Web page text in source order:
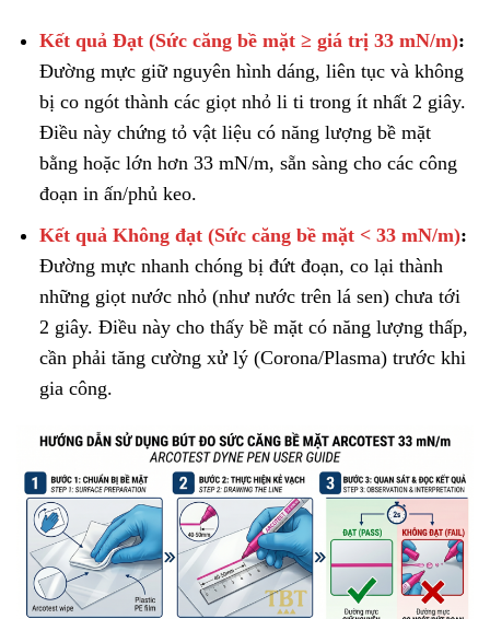
Kết quả Đạt (Sức căng bề mặt ≥ giá trị 33 mN/m):
Đường mực giữ nguyên hình dáng, liên tục và không
bị co ngót thành các giọt nhỏ li ti trong ít nhất 2 giây.
Điều này chứng tỏ vật liệu có năng lượng bề mặt
bằng hoặc lớn hơn 33 mN/m, sẵn sàng cho các công
đoạn in ấn/phủ keo.
Kết quả Không đạt (Sức căng bề mặt < 33 mN/m):
Đường mực nhanh chóng bị đứt đoạn, co lại thành
những giọt nước nhỏ (như nước trên lá sen) chưa tới
2 giây. Điều này cho thấy bề mặt có năng lượng thấp,
cần phải tăng cường xử lý (Corona/Plasma) trước khi
gia công.